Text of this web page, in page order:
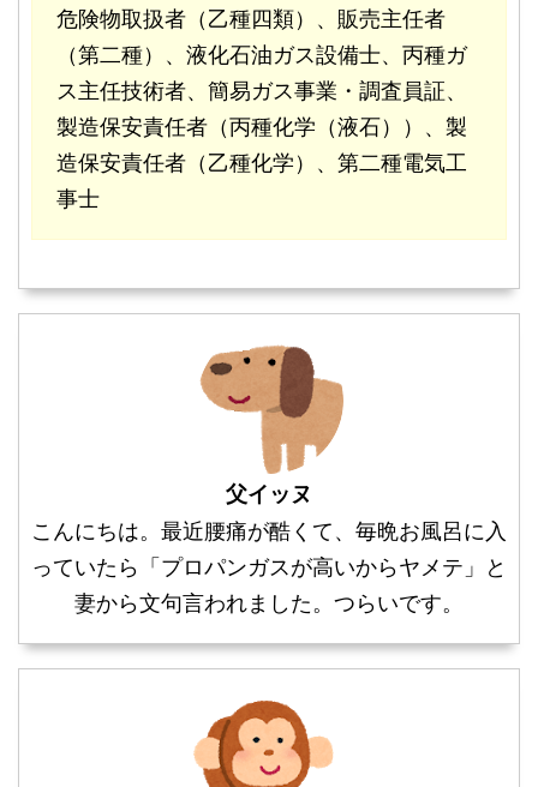
危険物取扱者（乙種四類）、販売主任者
（第二種）、液化石油ガス設備士、丙種ガ
ス主任技術者、簡易ガス事業・調査員証、
製造保安責任者（丙種化学（液石））、製
造保安責任者（乙種化学）、第二種電気工
事士
父イッヌ
こんにちは。最近腰痛が酷くて、毎晩お風呂に入
っていたら「プロパンガスが高いからヤメテ」と
妻から文句言われました。つらいです。